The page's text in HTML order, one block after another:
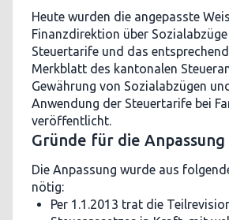
Heute wurden die angepasste
Finanzdirektion über Sozialabzüge
Steuertarife und das
Merkblatt des kantonalen
Gewährung von Sozialabzügen
Anwendung der Steuertarife bei
veröffentlicht.
Gründe für die Anpassung
Die Anpassung wurde aus
nötig:
Per 1.1.2013 trat die